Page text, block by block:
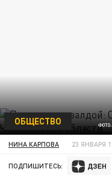
ОБЩЕСТВО
НИНА КАРПОВА 23 ЯНВАРЯ
ПОДПИШИТЕСЬ: